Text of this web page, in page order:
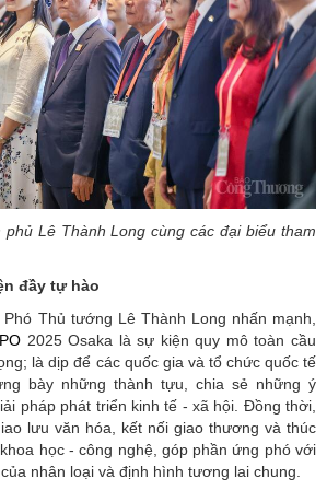
Lê Thành Long cùng các đại biểu tham
đầy tự hào
Thủ tướng Lê Thành Long nhấn mạnh
2025 Osaka là sự kiện quy mô toàn cầu
là dịp để các quốc gia và tổ chức quốc tế
bày những thành tựu, chia sẻ những ý
pháp phát triển kinh tế - xã hội. Đồng thời,
lưu văn hóa, kết nối giao thương và thúc
học - công nghệ, góp phần ứng phó với
nhân loại và định hình tương lai chung.